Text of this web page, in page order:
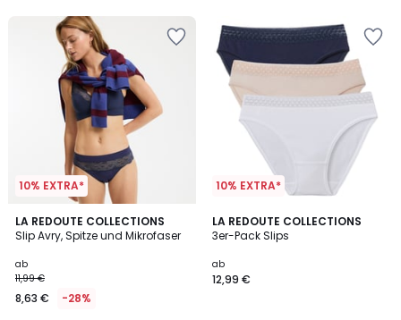
10% EXTRA*
LA REDOUTE COLLECTIONS
Slip Avry, Spitze und Mikrofaser
ab
11,99 €
8,63 € -28%
4,4
/ 5
3
Farben
10% EXTRA*
LA REDOUTE COLLECTIONS
3er-Pack Slips
ab
12,99 €
4,7
/ 5
3
Farben